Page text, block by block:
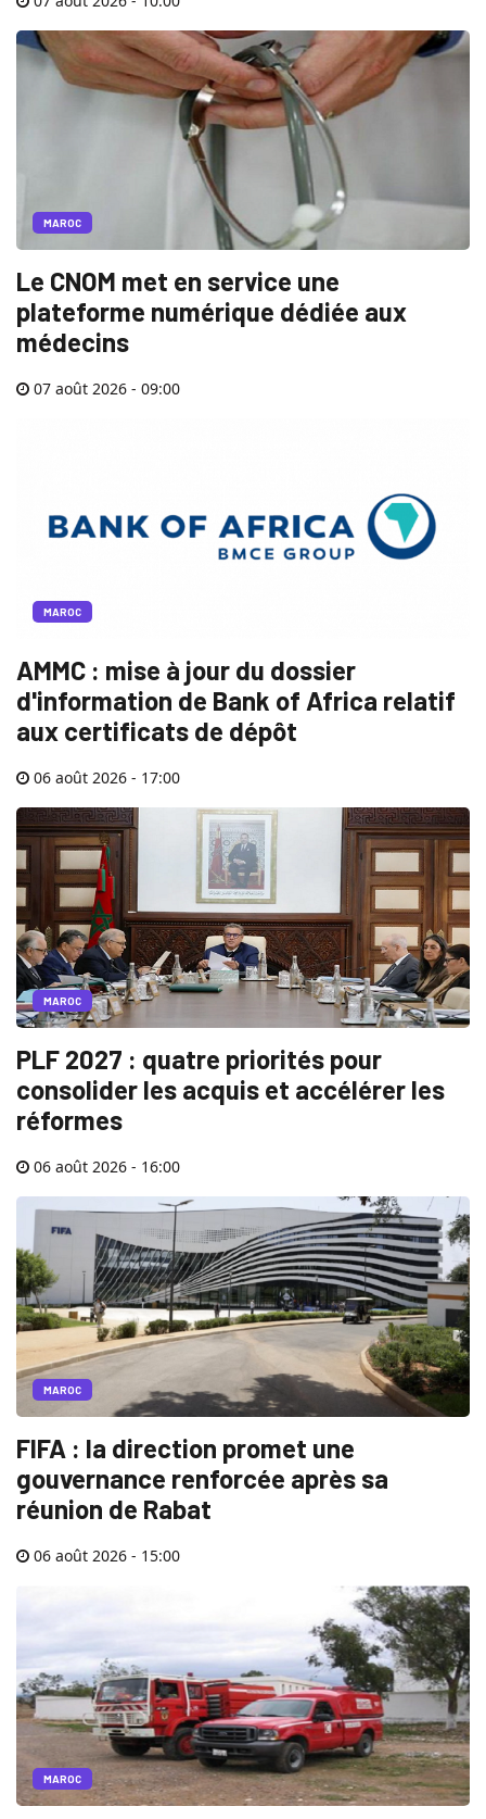
MAROC
Le CNOM met en service une
plateforme numérique dédiée aux
médecins
07 août 2026 - 09:00
MAROC
AMMC : mise à jour du dossier
d'information de Bank of Africa relatif
aux certificats de dépôt
06 août 2026 - 17:00
MAROC
PLF 2027 : quatre priorités pour
consolider les acquis et accélérer les
réformes
06 août 2026 - 16:00
MAROC
FIFA : la direction promet une
gouvernance renforcée après sa
réunion de Rabat
06 août 2026 - 15:00
MAROC